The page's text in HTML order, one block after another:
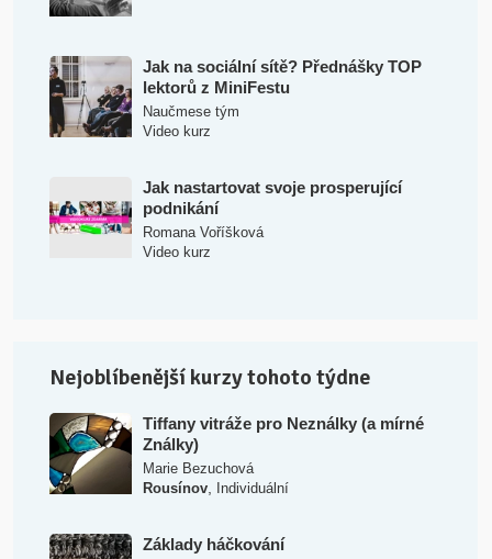
Jak na sociální sítě? Přednášky TOP
lektorů z MiniFestu
Naučmese tým
Video kurz
Jak nastartovat svoje prosperující
podnikání
Romana Voříšková
Video kurz
Nejoblíbenější kurzy tohoto týdne
Tiffany vitráže pro Neználky (a mírné
Ználky)
Marie Bezuchová
Rousínov, Individuální
Základy háčkování